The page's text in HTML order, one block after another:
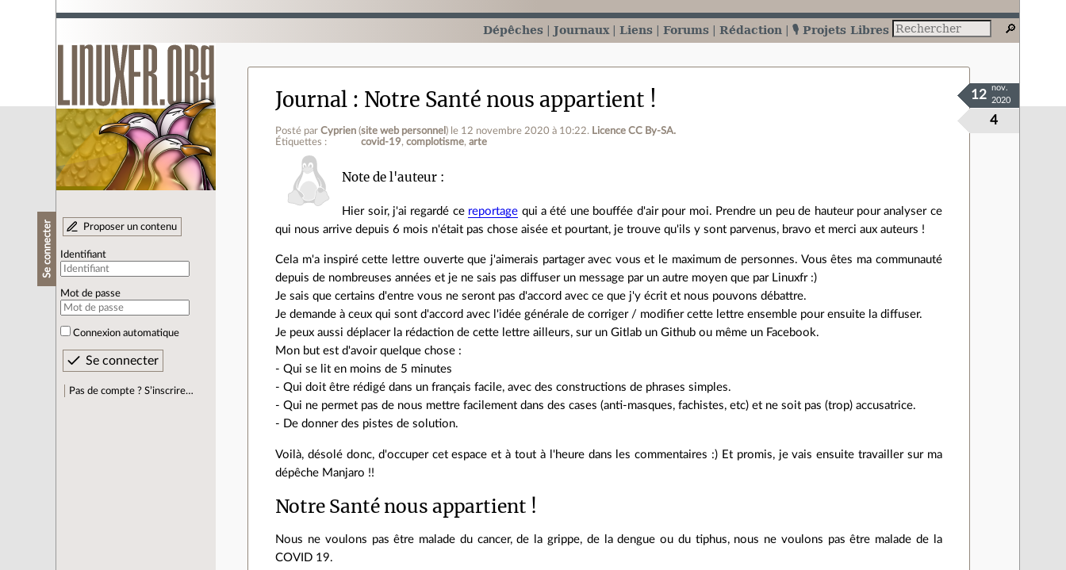
Dépêches Journaux Liens Forums Rédaction 🎙️ Projets Libres
Se connecter Proposer un contenu
Identifiant
Mot de passe
Connexion automatique
Pas de compte ? S’inscrire…
Journal Notre Santé nous appartient !
Posté parCyprien (site web personnel ) le 12 novembre 2020 à 10:22. Licence CC By‑SA.
Étiquettes :
covid-19 complotisme arte
4
12
nov.
2020
Note de l'auteur :
Hier soir, j'ai regardé ce reportage qui a été une bouffée d'air pour moi. Prendre un peu de hauteur pour analyser ce
qui nous arrive depuis 6 mois n'était pas chose aisée et pourtant, je trouve qu'ils y sont parvenus, bravo et merci aux auteurs !
Cela m'a inspiré cette lettre ouverte que j'aimerais partager avec vous et le maximum de personnes. Vous êtes ma communauté
depuis de nombreuses années et je ne sais pas diffuser un message par un autre moyen que par Linuxfr :)
Je sais que certains d'entre vous ne seront pas d'accord avec ce que j'y écrit et nous pouvons débattre.
Je demande à ceux qui sont d'accord avec l'idée générale de corriger / modifier cette lettre ensemble pour ensuite la diffuser.
Je peux aussi déplacer la rédaction de cette lettre ailleurs, sur un Gitlab un Github ou même un Facebook.
Mon but est d'avoir quelque chose :
- Qui se lit en moins de 5 minutes
- Qui doit être rédigé dans un français facile, avec des constructions de phrases simples.
- Qui ne permet pas de nous mettre facilement dans des cases (anti-masques, fachistes, etc) et ne soit pas (trop) accusatrice.
- De donner des pistes de solution.
Voilà, désolé donc, d'occuper cet espace et à tout à l'heure dans les commentaires :) Et promis, je vais ensuite travailler sur ma
dépêche Manjaro !!
Notre Santé nous appartient !
Nous ne voulons pas être malade du cancer, de la grippe, de la dengue ou du tiphus, nous ne voulons pas être malade de la
COVID 19.